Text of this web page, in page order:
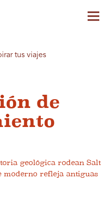
tus viajes
de
geológica rodean Salt
moderno refleja antiguas